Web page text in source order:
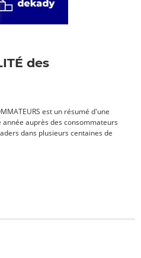
des
est un résumé d'une
auprès des consommateurs
dans plusieurs centaines de